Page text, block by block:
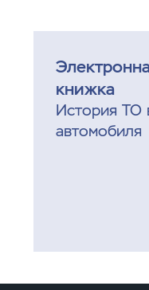
книжка
История ТО
автомобиля